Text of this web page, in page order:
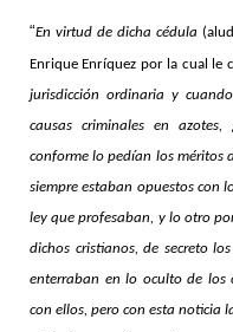
“En virtud de dicha cédula
Enrique Enríquez por la cual le
jurisdicción ordinaria y
causas criminales en
conforme lo pedían los méritos
siempre estaban opuestos con
ley que profesaban, y lo otro
dichos cristianos, de secreto
enterraban en lo oculto de los
con ellos, pero con esta noticia